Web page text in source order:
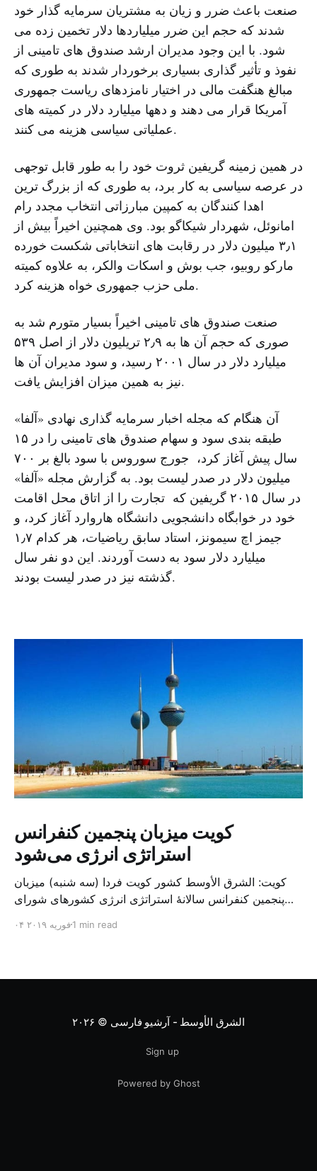
صنعت باعث ضرر و زیان به مشتریان سرمایه گذار خود
شدند که حجم این ضرر میلیاردها دلار تخمین زده می
شود. با این وجود مدیران ارشد صندوق های تامینی از
نفوذ و تأثیر گذاری بسیاری برخوردار شدند به طوری که
مبالغ هنگفت مالی در اختیار نامزدهای ریاست جمهوری
آمریکا قرار می دهند و دهها میلیارد دلار در کمیته های
عملیاتی سیاسی هزینه می کنند.
در همین زمینه گریفین ثروت خود را به طور قابل توجهی
در عرصه سیاسی به کار برد، به طوری که از بزرگ ترین
اهدا کنندگان به کمپین مبارزاتی انتخاب مجدد رام
امانوئل، شهردار شیکاگو بود. وی همچنین اخیراً بیش از
۳٫۱ میلیون دلار در رقابت های انتخاباتی شکست خورده
مارکو روبیو، جب بوش و اسکات والکر، به علاوه کمیته
ملی حزب جمهوری خواه هزینه کرد.
صنعت صندوق های تامینی اخیراً بسیار متورم شد به
صوری که حجم آن ها به ۲٫۹ تریلیون دلار از اصل ۵۳۹
میلیارد دلار در سال ۲۰۰۱ رسید، و سود مدیران آن ها
نیز به همین میزان افزایش یافت.
آن هنگام که مجله اخبار سرمایه گذاری نهادی «آلفا»
طبقه بندی سود و سهام صندوق های تامینی را در ۱۵
سال پیش آغاز کرد، جورج سوروس با سود بالغ بر ۷۰۰
میلیون دلار در صدر لیست بود. به گزارش مجله «آلفا»
در سال ۲۰۱۵ گریفین که تجارت را از اتاق محل اقامت
خود در خوابگاه دانشجویی دانشگاه هاروارد آغاز کرد، و
جیمز اچ سیمونز، استاد سابق ریاضیات، هر کدام ۱٫۷
میلیارد دلار سود به دست آوردند. این دو نفر سال
گذشته نیز در صدر لیست بودند.
کویت میزبان پنجمین کنفرانس
استراتژی انرژی می‌شود
کویت: الشرق الأوسط کشور کویت فردا (سه شنبه) میزبان
پنجمین کنفرانس سالانهٔ استراتژی انرژی کشورهای شورای
متخصص از شرکت‌های جهانی نفت و گاز در این کنفرانس
۰۴ فوریه ۲۰۱۹1 min read
الشرق الأوسط - آرشیو فارسی © ۲۰۲۶
Sign up
Powered by Ghost